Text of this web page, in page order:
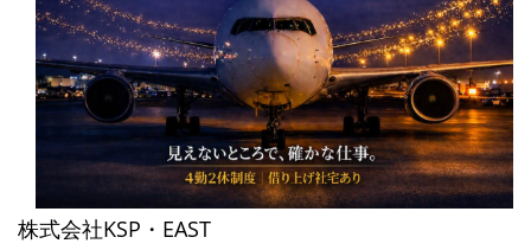
株式会社KSP・EAST